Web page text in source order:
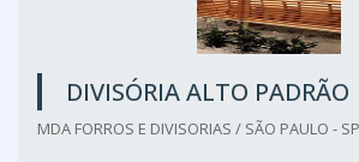
DIVISÓRIA ALTO PADRÃO
MDA FORROS E DIVISORIAS / SÃO PAULO - SP